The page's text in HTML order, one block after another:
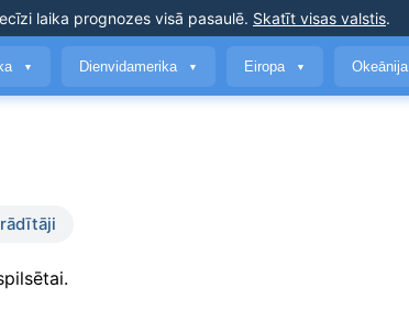
laika prognozes visā pasaulē. Skatīt visas valstis.
▼ Dienvidamerika ▼ Eiropa ▼ Okeānija